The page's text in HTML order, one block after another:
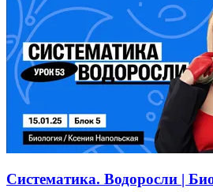
Систематика. Водоросли |